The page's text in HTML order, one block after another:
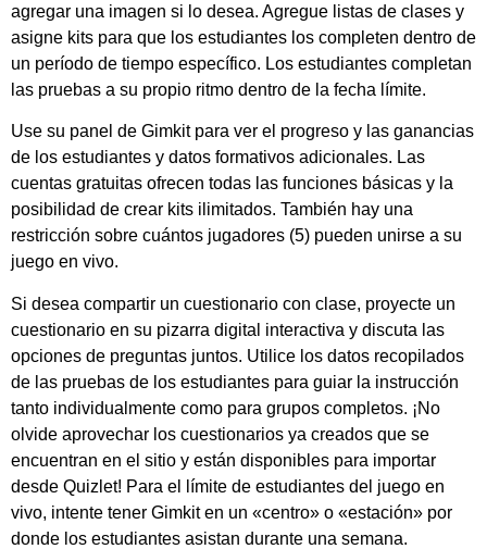
agregar una imagen si lo desea. Agregue listas de clases y
asigne kits para que los estudiantes los completen dentro de
un período de tiempo específico. Los estudiantes completan
las pruebas a su propio ritmo dentro de la fecha límite.
Use su panel de Gimkit para ver el progreso y las ganancias
de los estudiantes y datos formativos adicionales. Las
cuentas gratuitas ofrecen todas las funciones básicas y la
posibilidad de crear kits ilimitados. También hay una
restricción sobre cuántos jugadores (5) pueden unirse a su
juego en vivo.
Si desea compartir un cuestionario con clase, proyecte un
cuestionario en su pizarra digital interactiva y discuta las
opciones de preguntas juntos. Utilice los datos recopilados
de las pruebas de los estudiantes para guiar la instrucción
tanto individualmente como para grupos completos. ¡No
olvide aprovechar los cuestionarios ya creados que se
encuentran en el sitio y están disponibles para importar
desde Quizlet! Para el límite de estudiantes del juego en
vivo, intente tener Gimkit en un «centro» o «estación» por
donde los estudiantes asistan durante una semana.